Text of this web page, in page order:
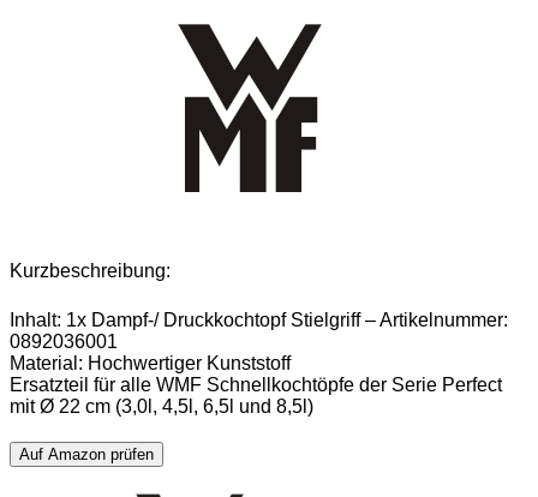
Kurzbeschreibung:
Inhalt: 1x Dampf-/ Druckkochtopf Stielgriff – Artikelnummer:
0892036001
Material: Hochwertiger Kunststoff
Ersatzteil für alle WMF Schnellkochtöpfe der Serie Perfect
mit Ø 22 cm (3,0l, 4,5l, 6,5l und 8,5l)
Auf Amazon prüfen